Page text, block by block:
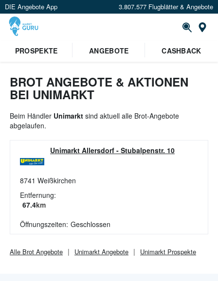
DIE Angebote App 3.807.577 Flugblätter & Angebote
PROSPEKTE
ANGEBOTE CASHBACK
BROT ANGEBOTE & AKTIONEN
BEI UNIMARKT
Beim Händler Unimarkt sind aktuell alle Brot-Angebote
abgelaufen.
Unimarkt Allersdorf - Stubalpenstr. 10
8741 Weißkirchen
Entfernung:
67.4km
Öffnungszeiten: Geschlossen
Alle Brot Angebote Unimarkt Angebote Unimarkt Prospekte